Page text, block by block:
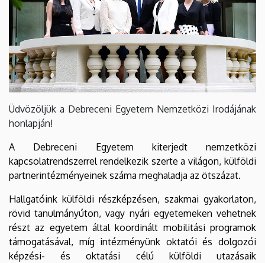
Üdvözöljük a Debreceni Egyetem Nemzetközi Irodájának
honlapján!
A Debreceni Egyetem kiterjedt nemzetközi
kapcsolatrendszerrel rendelkezik szerte a világon, külföldi
partnerintézményeinek száma meghaladja az ötszázat.
Hallgatóink külföldi részképzésen, szakmai gyakorlaton,
rövid tanulmányúton, vagy nyári egyetemeken vehetnek
részt az egyetem által koordinált mobilitási programok
támogatásával, míg intézményünk oktatói és dolgozói
képzési- és oktatási célú külföldi utazásaik